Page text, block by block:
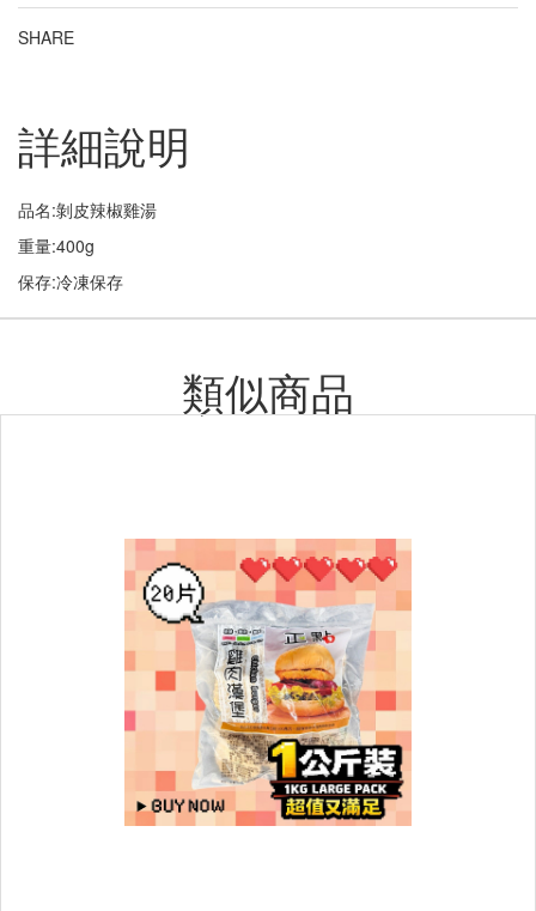
SHARE
詳細說明
品名:剝皮辣椒雞湯
重量:400g
保存:冷凍保存
類似商品